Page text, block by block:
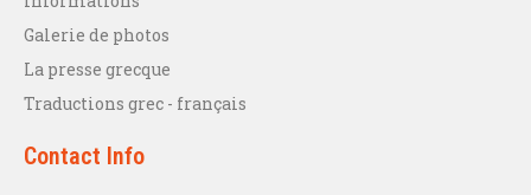
Galerie de photos
La presse grecque
Traductions grec - français
Contact Info